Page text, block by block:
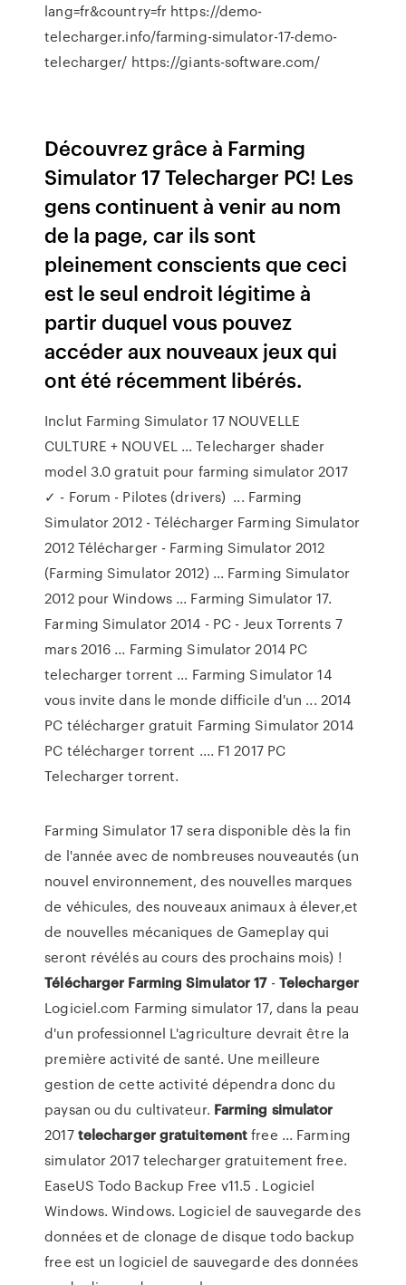
lang=fr&country=fr https://demo-
telecharger.info/farming-simulator-17-demo-
telecharger/ https://giants-software.com/
Découvrez grâce à Farming
Simulator 17 Telecharger PC! Les
gens continuent à venir au nom
de la page, car ils sont
pleinement conscients que ceci
est le seul endroit légitime à
partir duquel vous pouvez
accéder aux nouveaux jeux qui
ont été récemment libérés.
Inclut Farming Simulator 17 NOUVELLE
CULTURE + NOUVEL ... Telecharger shader
model 3.0 gratuit pour farming simulator 2017
✓ - Forum - Pilotes (drivers) ... Farming
Simulator 2012 - Télécharger Farming Simulator
2012 Télécharger - Farming Simulator 2012
(Farming Simulator 2012) ... Farming Simulator
2012 pour Windows ... Farming Simulator 17.
Farming Simulator 2014 - PC - Jeux Torrents 7
mars 2016 ... Farming Simulator 2014 PC
telecharger torrent ... Farming Simulator 14
vous invite dans le monde difficile d'un ... 2014
PC télécharger gratuit Farming Simulator 2014
PC télécharger torrent .... F1 2017 PC
Telecharger torrent.
Farming Simulator 17 sera disponible dès la fin
de l'année avec de nombreuses nouveautés (un
nouvel environnement, des nouvelles marques
de véhicules, des nouveaux animaux à élever,et
de nouvelles mécaniques de Gameplay qui
seront révélés au cours des prochains mois) !
Télécharger Farming Simulator 17-Telecharger
Logiciel.com Farming simulator 17, dans la peau
d'un professionnel L'agriculture devrait être la
première activité de santé. Une meilleure
gestion de cette activité dépendra donc du
paysan ou du cultivateur. Farming simulator
2017telechargergratuitementfree ... Farming
simulator 2017 telecharger gratuitement free.
EaseUS Todo Backup Free v11.5 . Logiciel
Windows. Windows. Logiciel de sauvegarde des
données et de clonage de disque todo backup
free est un logiciel de sauvegarde des données